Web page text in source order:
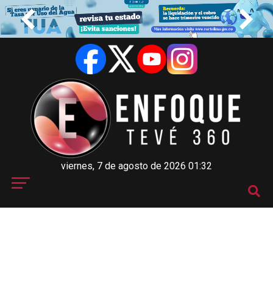
viernes, 7 de agosto de 2026 01:32